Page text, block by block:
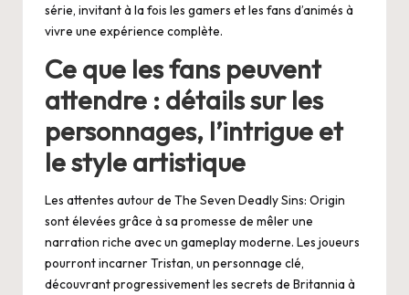
série, invitant à la fois les gamers et les fans d’animés à
vivre une expérience complète.
Ce que les fans peuvent
attendre : détails sur les
personnages, l’intrigue et
le style artistique
Les attentes autour de The Seven Deadly Sins: Origin
sont élevées grâce à sa promesse de mêler une
narration riche avec un gameplay moderne. Les joueurs
pourront incarner Tristan, un personnage clé,
découvrant progressivement les secrets de Britannia à